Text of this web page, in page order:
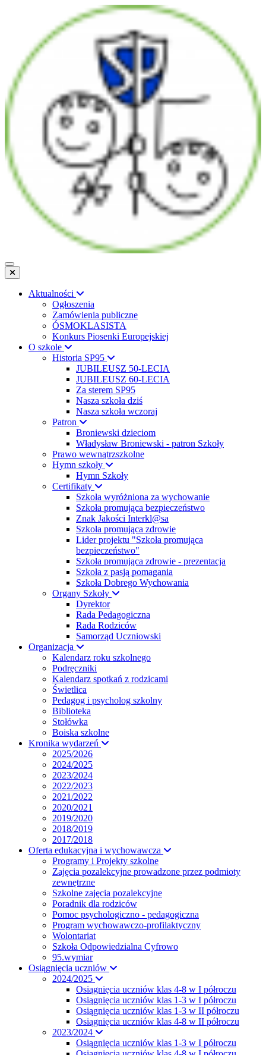
Aktualności
Ogłoszenia
Zamówienia publiczne
ÓSMOKLASISTA
Konkurs Piosenki Europejskiej
O szkole
Historia SP95
JUBILEUSZ 50-LECIA
JUBILEUSZ 60-LECIA
Za sterem SP95
Nasza szkoła dziś
Nasza szkoła wczoraj
Patron
Broniewski dzieciom
Władysław Broniewski - patron Szkoły
Prawo wewnątrzszkolne
Hymn szkoły
Hymn Szkoły
Certifikaty
Szkoła wyróżniona za wychowanie
Szkoła promująca bezpieczeństwo
Znak Jakości Interkl@sa
Szkoła promująca zdrowie
Lider projektu "Szkoła promująca
bezpieczeństwo"
Szkoła promująca zdrowie - prezentacja
Szkoła z pasją pomagania
Szkoła Dobrego Wychowania
Organy Szkoły
Dyrektor
Rada Pedagogiczna
Rada Rodziców
Samorząd Uczniowski
Organizacja
Kalendarz roku szkolnego
Podręczniki
Kalendarz spotkań z rodzicami
Świetlica
Pedagog i psycholog szkolny
Biblioteka
Stołówka
Boiska szkolne
Kronika wydarzeń
2025/2026
2024/2025
2023/2024
2022/2023
2021/2022
2020/2021
2019/2020
2018/2019
2017/2018
Oferta edukacyjna i wychowawcza
Programy i Projekty szkolne
Zajęcia pozalekcyjne prowadzone przez podmioty
zewnętrzne
Szkolne zajęcia pozalekcyjne
Poradnik dla rodziców
Pomoc psychologiczno - pedagogiczna
Program wychowawczo-profilaktyczny
Wolontariat
Szkoła Odpowiedzialna Cyfrowo
95.wymiar
Osiągnięcia uczniów
2024/2025
Osiągnięcia uczniów klas 4-8 w I półroczu
Osiągnięcia uczniów klas 1-3 w I półroczu
Osiągnięcia uczniów klas 1-3 w II półroczu
Osiągnięcia uczniów klas 4-8 w II półroczu
2023/2024
Osiągnięcia uczniów klas 1-3 w I półroczu